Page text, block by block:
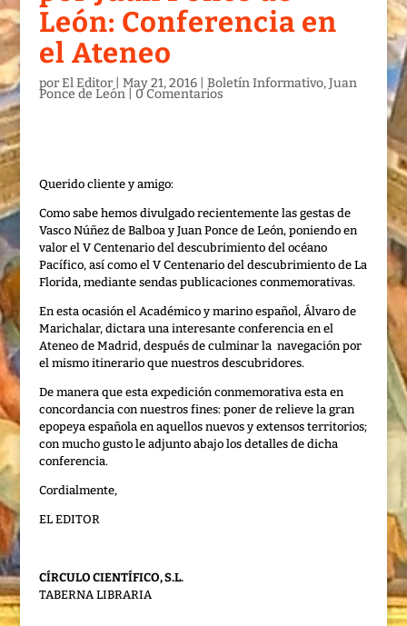
León: Conferencia en
el Ateneo
porEl Editor| May 21, 2016| Boletín Informativo,Juan
Ponce de León| 0 Comentarios
Querido cliente y amigo:
Como sabe hemos divulgado recientemente las gestas de
Vasco Núñez de Balboa y Juan Ponce de León, poniendo en
valor el V Centenario del descubrimiento del océano
Pacífico, así como el V Centenario del descubrimiento de La
Florida, mediante sendas publicaciones conmemorativas.
En esta ocasión el Académico y marino español, Álvaro de
Marichalar, dictara una interesante conferencia en el
Ateneo de Madrid, después de culminar la navegación por
el mismo itinerario que nuestros descubridores.
De manera que esta expedición conmemorativa esta en
concordancia con nuestros fines: poner de relieve la gran
epopeya española en aquellos nuevos y extensos territorios;
con mucho gusto le adjunto abajo los detalles de dicha
conferencia.
Cordialmente,
EL EDITOR
CÍRCULO CIENTÍFICO, S.L.
TABERNA LIBRARIA